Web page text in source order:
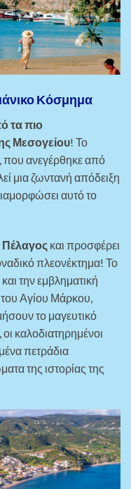
Κόσμημα
τα πιο
Μεσογείου! Το
που ανεγέρθηκε από
μια ζωντανή απόδειξη
αυτό το
Πέλαγος και προσφέρει
πλεονέκτημα! Το
την εμβληματική
του Αγίου Μάρκου,
το μαγευτικό
καλοδιατηρημένοι
πετράδια
της ιστορίας της